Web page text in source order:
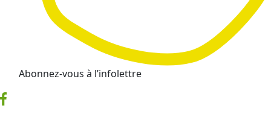
Abonnez-vous à l’infolettre